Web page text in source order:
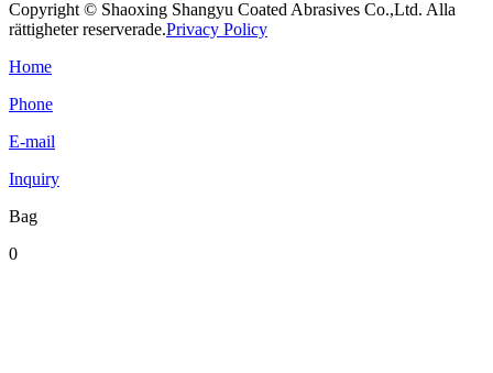
Copyright © Shaoxing Shangyu Coated Abrasives Co.,Ltd. Alla
rättigheter reserverade.Privacy Policy
Home
Phone
E-mail
Inquiry
Bag
0